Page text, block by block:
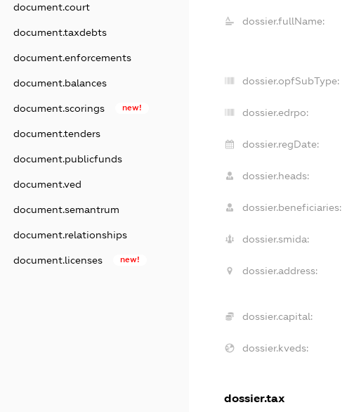
document.court
document.taxdebts
document.enforcements
document.balances
document.scorings new!
document.tenders
document.publicfunds
document.ved
document.semantrum
document.relationships
document.licenses new!
dossier.fullName:
dossier.opfSubType:
dossier.edrpo:
dossier.regDate:
dossier.heads:
dossier.beneficiaries:
dossier.smida:
dossier.address:
dossier.capital:
dossier.kveds:
dossier.tax